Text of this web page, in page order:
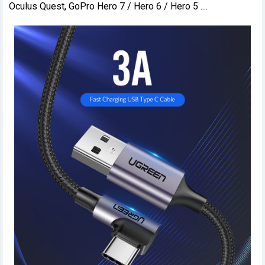
Oculus Quest, GoPro Hero 7 / Hero 6 / Hero 5 ....